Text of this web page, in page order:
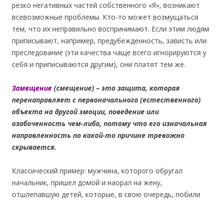
резко негативных частей собственного «Я», возникают
всевозможные проблемы. Кто-то может возмущаться
тем, что их неправильно воспринимают. Если этим людям
приписывают, например, предубежденность, зависть или
преследование (эти качества чаще всего игнорируются у
себя и приписываются другим), они платят тем же.
Замещение (смещение) – это защита, которая
перенаправляет с первоначального (естественного)
объекта на другой эмоции, поведение или
озабоченность чем-либо, потому что его изначальная
направленность по какой-то причине тревожно
скрывается.
Классический пример: мужчина, которого обругал
начальник, пришел домой и наорал на жену,
отшлепавшую детей, которые, в свою очередь, побили